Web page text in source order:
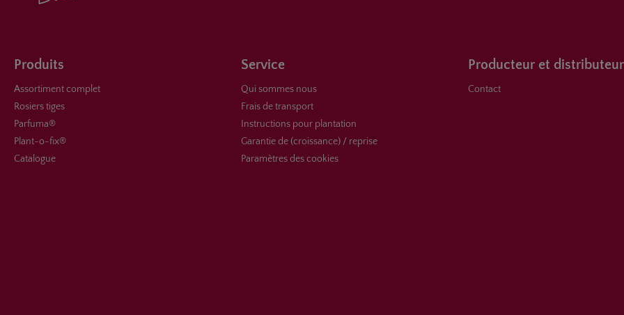
Produits
Assortiment complet
Rosiers tiges
Parfuma®
Plant-o-fix®
Catalogue
Service
Qui sommes nous
Frais de transport
Instructions pour plantation
Garantie de (croissance) / reprise
Paramètres des cookies
Producteur et distributeur
Contact